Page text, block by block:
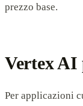
prezzo base.
Vertex AI
Per applicazioni